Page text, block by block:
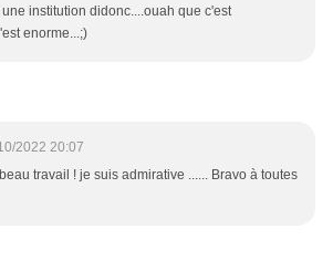
institution didonc....ouah que c'est
enorme...;)
2022 20:07
travail ! je suis admirative ...... Bravo à toutes